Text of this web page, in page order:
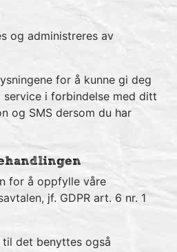
og administreres av
for å kunne gi deg
i forbindelse med ditt
og SMS dersom du har
for å oppfylle våre
jf. GDPR art. 6 nr. 1
det benyttes også